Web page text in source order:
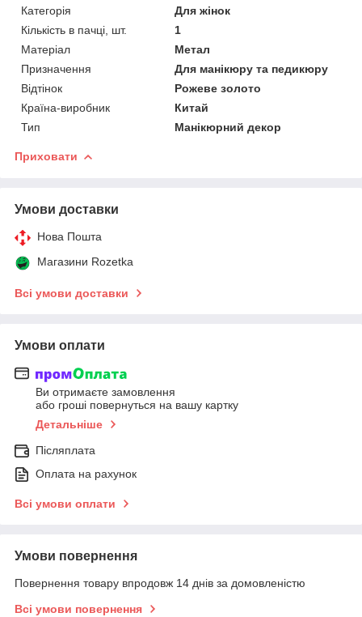
Категорія
Для жінок
Кількість в пачці, шт.
1
Матеріал
Метал
Призначення
Для манікюру та педикюру
Відтінок
Рожеве золото
Країна-виробник
Китай
Тип
Манікюрний декор
Приховати
Умови доставки
Нова Пошта
Магазини Rozetka
Всі умови доставки
Умови оплати
Ви отримаєте замовлення
або гроші повернуться на вашу картку
Детальніше
Післяплата
Оплата на рахунок
Всі умови оплати
Умови повернення
Повернення товару впродовж 14 днів за домовленістю
Всі умови повернення